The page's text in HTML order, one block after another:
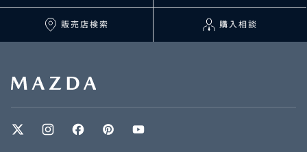
カンタン見積り
販売店検索
試乗車検索
販売店検索 購入相談